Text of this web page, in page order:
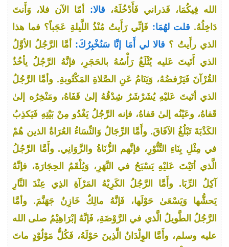
الله فِيكُمَا، فَذراني فَأَدْخُلَهُ،
قالا: أمّا الآن فلا، وَأَنتَ
دَاخِلُهُ. قلت لهُمَا: فَإنِّي رَأَيتُ مُنْذُ اللَّيلةِ عَجَباً؟ فما هذا
الذي رأَيتُ ؟ قالا لي أَمَا إنَّا سَنُخْبِرُكَ: أمَّا الرَّجُلُ الأوَّلُ
الذي أَتَيتَ عَليه يُثْلَغُ رَأْسُهُ بالحَجَرِ، فإنَّهُ الرَّجُلُ يأخُذُ
القُرْآنَ فَيَرْفضُهُ، وَيَنَامُ عَنِ الصَّلاةِ المَكْتُوبةِ. وأمَّا الرَّجُلُ
الذي أتَيتَ عَليْهِ يُشَرْشَرُ شِدْقُهُ إلىٰ قَفَاهُ، ومَنْخِرُه إلىٰ
قَفاهُ، وعَيْنُه إلىٰ قفاهُ، فإنه الرَّجُلُ يَغْدُو مِنْ بَيْتِهِ فَيَكذِبُ
الكَذْبَةَ تَبْلُغُ الآفَاقَ. وأَمَّا الرِّجَالُ وَالنِّسَاءُ العُرَاةُ الذين هُمْ
في مِثْلِ بِنَاءِ التَّنُّوْرِ، فإنَّهم الزُّنَاةُ والزَّوَانِي. وأَمَّا الرَّجُلُ
الَّذي أتَيْتَ عَليْهِ يَسْبَحُ في النَّهَرِ، وَيُلْقَمُ الحِجَارَةَ، فإنَّهُ
آكِلُ الرِّبَا. وأَمَّا الرَّجُلُ الكَرِيْهُ المَرْآةِ الذِي عِنْدَ النَّارِ
يَحشُّها وَيَسْعَىٰ حَوْلَها، فَإنَّهُ مالِكٌ خَازِنُ جَهَنَّمَ. وأمَّا
الرَّجُلُ الطَّويلُ الَّذي في الرَّوْضَةِ، فَإنَّهُ إبْرَاهِيْمُ صلى الله
عليه وسلم، وأَمَّا الوِلْدَانُ الَّذِينَ حَوْلَهُ، فَكُلُّ مَوْلُوْدٍ ماتَ